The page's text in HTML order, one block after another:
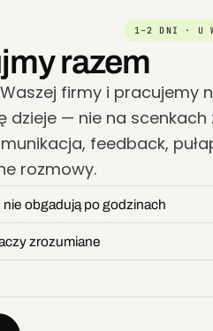
1–2 DNI · U
razem
firmy i pracujemy
dzieje — nie na scenkach
feedback,
rozmowy.
obgadują po godzinach
zrozumiane